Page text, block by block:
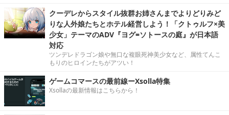
クーデレからスタイル抜群お姉さんまでよりどりみど
りな人外娘たちとホテル経営しよう！「クトゥルフ×美
少女」テーマのADV『ヨグ=ソトースの庭』が日本語
対応
ツンデレドラゴン娘や無口な複眼死神美少女など、属性てんこ
もりのヒロインたちがアツい！
ゲームコマースの最前線ーXsolla特集
Xsollaの最新情報はこちらから！